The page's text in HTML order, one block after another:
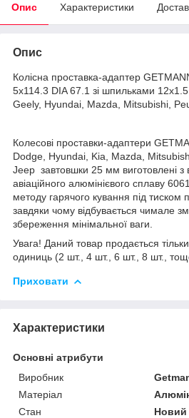
Опис Характеристики
Опис
Колісна проставка-адаптер
5х114.3 DIA 67.1 зі шпильками
Geely, Hyundai, Mazda, Mitsubishi,
Колесові проставки-адаптери
Dodge, Hyundai, Kia, Mazda,
Jeep завтовшки 25 мм виготовлені з
авіаційного алюмінієвого сплаву
методу гарячого кування під
завдяки чому відбувається чимале
збереження мінімальної ваги.
Увага! Даний товар продається
одиниць (2 шт., 4 шт., 6 шт., 8 шт.,
Приховати
Характеристики
Основні атрибути
Виробник
Матеріал
Стан
Новий